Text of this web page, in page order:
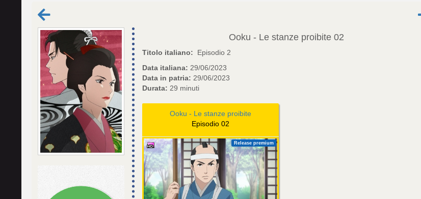
Ooku - Le stanze proibite 02
Titolo italiano:
Episodio 2
Data italiana: 29/06/2023
Data in patria: 29/06/2023
Durata: 29 minuti
Ooku - Le stanze proibite
Episodio 02
Release premium